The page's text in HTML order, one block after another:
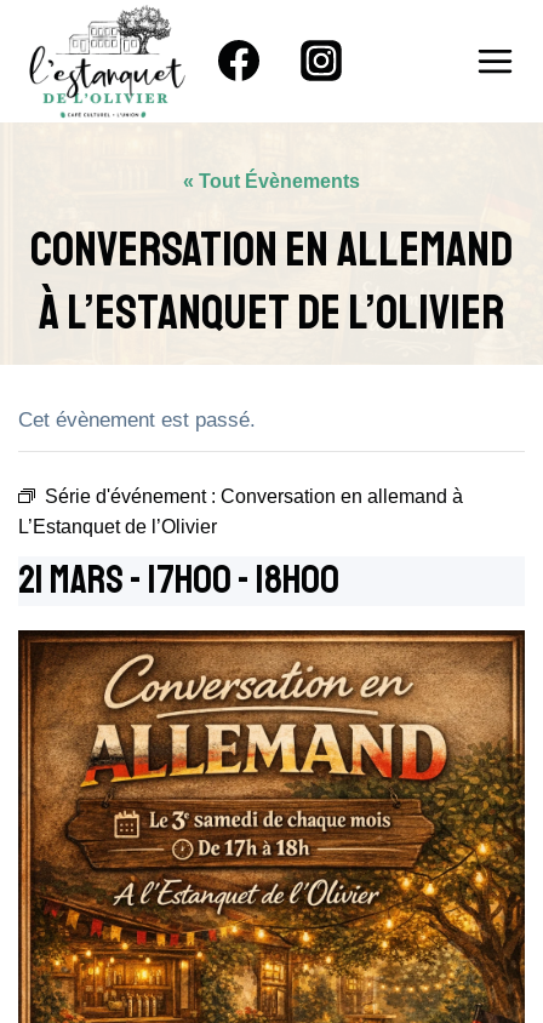
contenu
« Tout Évènements
Conversation En Allemand
À L’Estanquet De L’Olivier
Cet évènement est passé.
Série d'événement : Conversation en allemand à
L’Estanquet de l’Olivier
21 Mars - 17h00- 18h00